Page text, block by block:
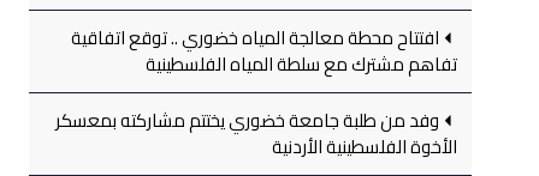
افتتاح محطة معالجة المياه خضوري .. توقع اتفاقية
تفاهم مشترك مع سلطة المياه الفلسطينية
وفد من طلبة جامعة خضوري يختتم مشاركته بمعسكر
الأخوة الفلسطينية الأردنية